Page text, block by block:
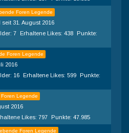
Foren Legende
seit 31. August 2016
7 Erhaltene Likes 438
Punkte
Foren Legende
2016
16 Erhaltene Likes 599 Punkte
Legende
2016
Likes 797 Punkte 47.985
Foren Legende